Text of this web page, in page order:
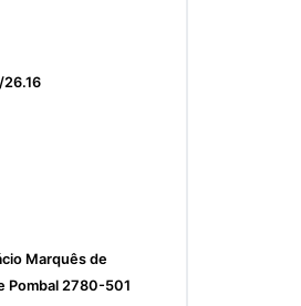
Marquês de
Pombal 2780-501